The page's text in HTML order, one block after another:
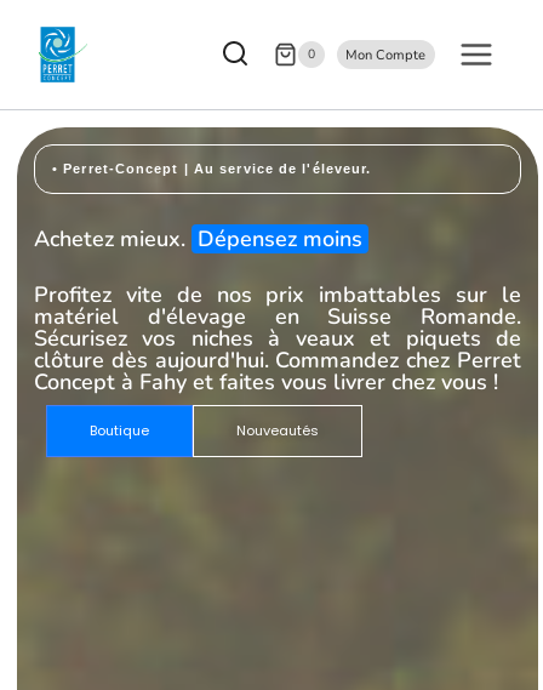
0 Mon Compte
• Perret-Concept | Au service de l'éleveur.
Achetez mieux. Dépensez moins
Profitez vite de nos prix imbattables sur le
matériel d'élevage en Suisse Romande.
Sécurisez vos niches à veaux et piquets de
clôture dès aujourd'hui. Commandez chez Perret
Concept à Fahy et faites vous livrer chez vous !
Boutique Nouveautés